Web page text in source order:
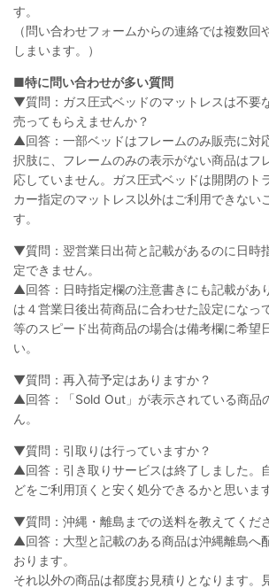
す。
（問い合わせフォームからの連絡では複数回
しまいます。）
■特に問い合わせが多い質問
▼質問：ガス圧式ベッドのマットレスは不要
売ってもらえませんか？
▲回答：一部ベッドはフレームのみ販売に対
択肢に、フレームのみの表示がない商品はフ
応していません。ガス圧式ベッドは開閉のト
カー指定のマットレス以外はご利用できない
す。
▼質問：翌営業日出荷と記載があるのに日時
定できません。
▲回答：日時指定欄の注意書きにも記載があ
は４営業日後出荷商品に合わせた設定になっ
等のスピード出荷商品の場合は備考欄に希望
い。
▼質問：再入荷予定はありますか？
▲回答：「Sold Out」が表示されている商品
ん。
▼質問：引取りは行っていますか？
▲回答：引き取りサービスは終了しました。
どをご利用頂くと安く処分できるかと思います
▼質問：沖縄・離島までの送料を教えてくださ
▲回答：大型と記載のある商品は沖縄離島へ
おります。
それ以外の商品は都度お見積りとなります。